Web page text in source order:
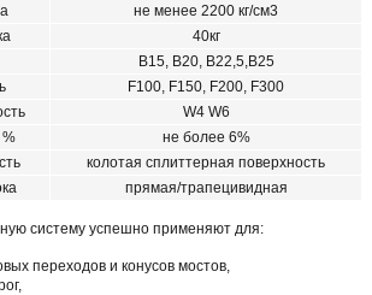
не менее 2200 кг/см3
40кг
В15, В20, В22,5,В25
F100, F150, F200, F300
W4 W6
не более 6%
колотая сплиттерная поверхность
прямая/трапецивидная
систему успешно применяют для:
переходов и конусов мостов,